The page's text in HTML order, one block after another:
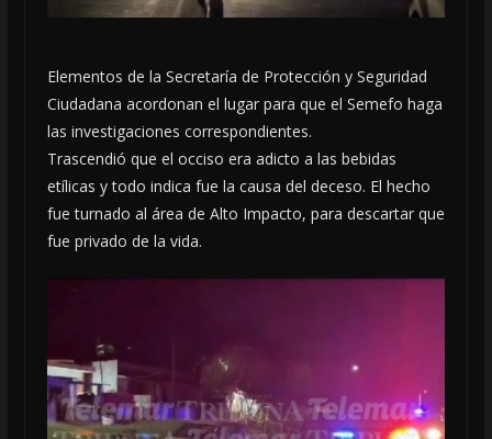
Elementos de la Secretaría de Protección y Seguridad
Ciudadana acordonan el lugar para que el Semefo haga
las investigaciones correspondientes.
Trascendió que el occiso era adicto a las bebidas
etílicas y todo indica fue la causa del deceso. El hecho
fue turnado al área de Alto Impacto, para descartar que
fue privado de la vida.